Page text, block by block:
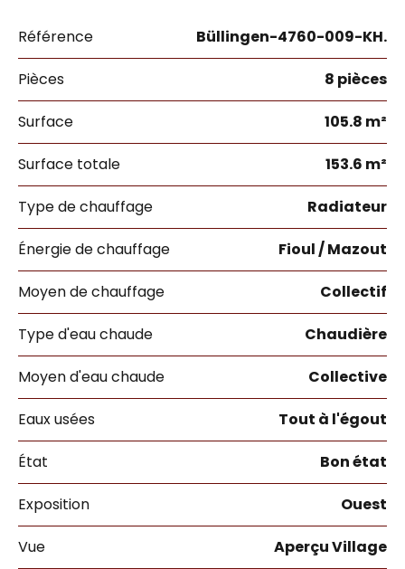
Référence Büllingen-4760-009-KH.
Pièces 8 pièces
Surface 105.8 m²
Surface totale 153.6 m²
Type de chauffage Radiateur
Énergie de chauffage Fioul / Mazout
Moyen de chauffage Collectif
Type d'eau chaude Chaudière
Moyen d'eau chaude Collective
Eaux usées Tout à l'égout
État Bon état
Exposition Ouest
Vue Aperçu Village